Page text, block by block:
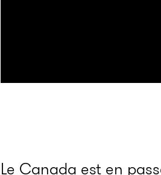
Le Canada est en